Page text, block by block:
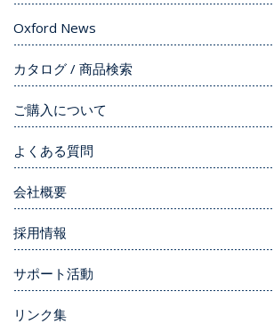
Oxford News
カタログ / 商品検索
ご購入について
よくある質問
会社概要
採用情報
サポート活動
リンク集